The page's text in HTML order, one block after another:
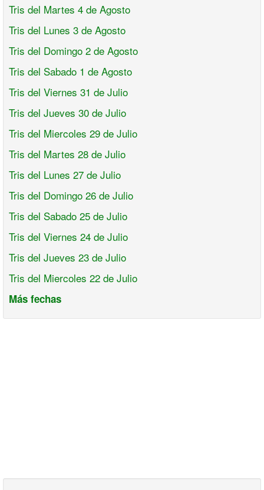
Tris del Martes 4 de Agosto
Tris del Lunes 3 de Agosto
Tris del Domingo 2 de Agosto
Tris del Sabado 1 de Agosto
Tris del Viernes 31 de Julio
Tris del Jueves 30 de Julio
Tris del Miercoles 29 de Julio
Tris del Martes 28 de Julio
Tris del Lunes 27 de Julio
Tris del Domingo 26 de Julio
Tris del Sabado 25 de Julio
Tris del Viernes 24 de Julio
Tris del Jueves 23 de Julio
Tris del Miercoles 22 de Julio
Más fechas